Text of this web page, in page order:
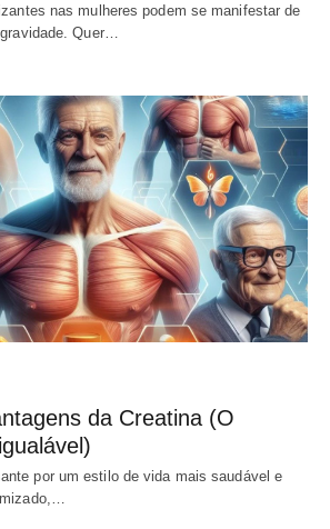
nas mulheres podem se manifestar de
Quer…
da Creatina (O
por um estilo de vida mais saudável e